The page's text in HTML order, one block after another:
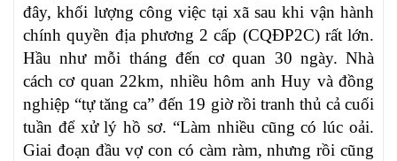
đây, khối lượng công việc tại xã sau khi vận hành
chính quyền địa phương 2 cấp (CQĐP2C) rất lớn.
Hầu như mỗi tháng đến cơ quan 30 ngày. Nhà
cách cơ quan 22km, nhiều hôm anh Huy và đồng
nghiệp “tự tăng ca” đến 19 giờ rồi tranh thủ cả cuối
tuần để xử lý hồ sơ. “Làm nhiều cũng có lúc oải.
Giai đoạn đầu vợ con có càm ràm, nhưng rồi cũng